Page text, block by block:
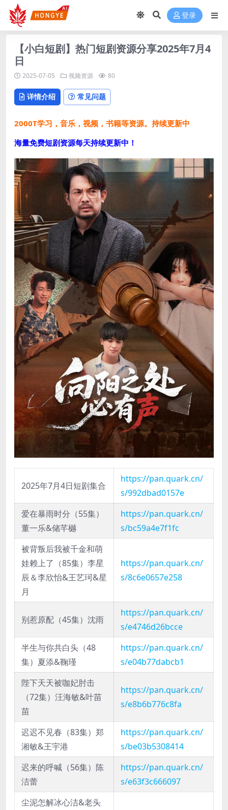
登录
【小白短剧】热门短剧资源分享2025年7月4
日
2025-07-05 视频资源 80
详情介绍 常见问题
2000T学习，音乐，视频，书籍等资源。持续更新中
海量免费短剧资源每天持续更新中！
2025年7月4日短剧集合
https://pan.quark.cn/
s/992dbad0157e
爱在暴雨时分（55集）
董一乐&储芊樾
https://pan.quark.cn/
s/bc59a4e7f1fc
被背叛后我被千金和萌
娃赖上了（85集）李星
辰＆李欣怡&王艺珂&星
月
https://pan.quark.cn/
s/8c6e0657e258
别惹原配（45集）沈雨
https://pan.quark.cn/
s/e4746d26bcce
半生与你共白头（48
集）夏添&鞠瑾
https://pan.quark.cn/
s/e04b77dabcb1
陛下天天被咖妃肘击
（72集）汪海敏&叶苗
苗
https://pan.quark.cn/
s/e8b6b776c8fa
迟迟不见春（83集）郑
湘敏&王宇港
https://pan.quark.cn/
s/be03b5308414
迟来的呼喊（56集）陈
洁蕾
https://pan.quark.cn/
s/e63f3c666097
尘泥怎解冰心洁&老头